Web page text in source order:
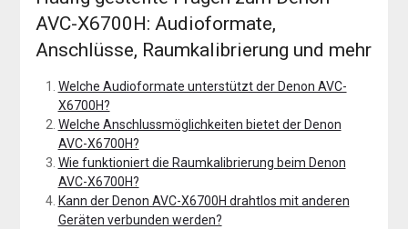
AVC-X6700H: Audioformate,
Anschlüsse, Raumkalibrierung und mehr
Welche Audioformate unterstützt der Denon AVC-
X6700H?
Welche Anschlussmöglichkeiten bietet der Denon
AVC-X6700H?
Wie funktioniert die Raumkalibrierung beim Denon
AVC-X6700H?
Kann der Denon AVC-X6700H drahtlos mit anderen
Geräten verbunden werden?